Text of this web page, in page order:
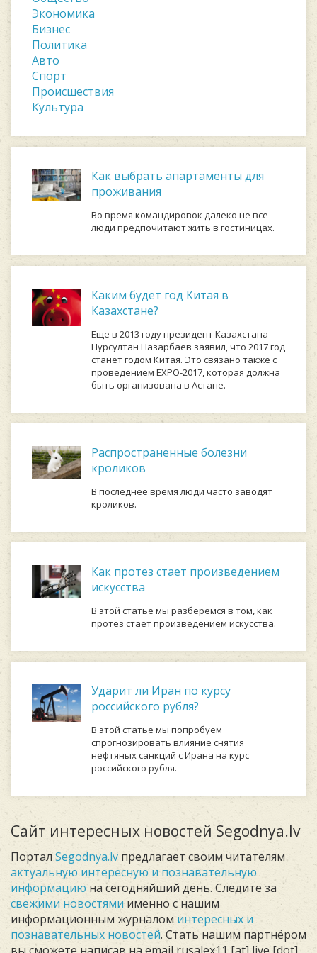
Экономика
Бизнес
Политика
Авто
Спорт
Происшествия
Культура
Как выбрать апартаменты для
проживания
Во время командировок далеко не все
люди предпочитают жить в гостиницах.
Каким будет год Китая в
Казахстане?
Еще в 2013 году президент Казахстана
Нурсултан Назарбаев заявил, что 2017 год
станет годом Китая. Это связано также с
проведением EXPO-2017, которая должна
быть организована в Астане.
Распространенные болезни
кроликов
В последнее время люди часто заводят
кроликов.
Как протез стает произведением
искусства
В этой статье мы разберемся в том, как
протез стает произведением искусства.
Ударит ли Иран по курсу
российского рубля?
В этой статье мы попробуем
спрогнозировать влияние снятия
нефтяных санкций с Ирана на курс
российского рубля.
Сайт интересных новостей Segodnya.lv
Портал Segodnya.lv предлагает своим читателям
актуальную интересную и познавательную
информацию на сегодняйший день. Следите за
свежими новостями именно с нашим
информационным журналом интересных и
познавательных новостей. Стать нашим партнёром